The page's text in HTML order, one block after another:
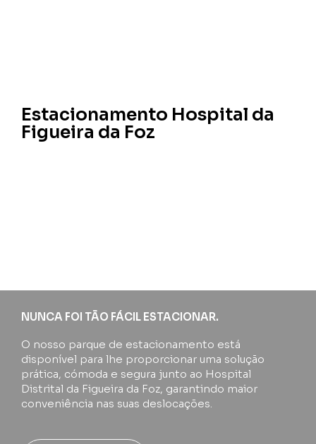
Estacionamento Hospital da
Figueira da Foz
NUNCA FOI TÃO FÁCIL ESTACIONAR.
O nosso parque de estacionamento está
disponível para lhe proporcionar uma solução
prática, cómoda e segura junto ao Hospital
Distrital da Figueira da Foz, garantindo maior
conveniência nas suas deslocações.